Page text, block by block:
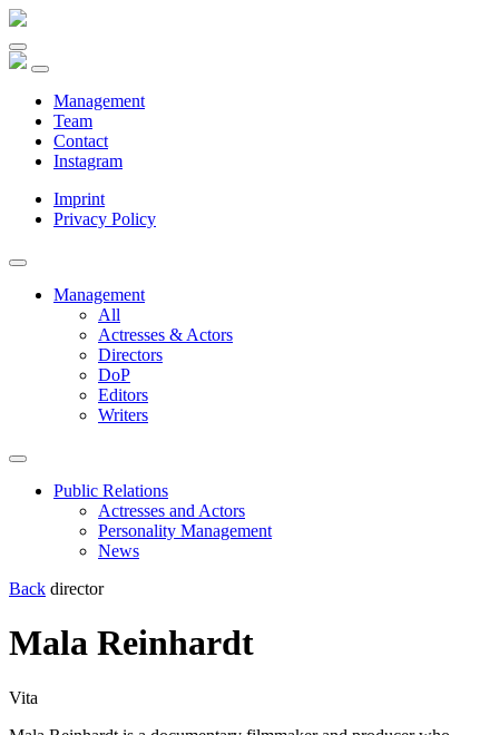
Management
Team
Contact
Instagram
Imprint
Privacy Policy
Management
All
Actresses & Actors
Directors
DoP
Editors
Writers
Public Relations
Actresses and Actors
Personality Management
News
Back director
Mala Reinhardt
Vita